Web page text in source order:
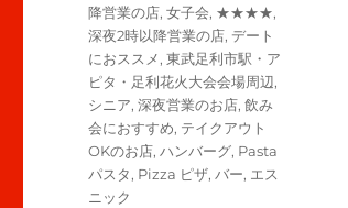
ゴ
リ
ー
降営業の店,女子会, ★★★★,
深夜2時以降営業の店,デート
におススメ,東武足利市駅・ア
ピタ・足利花火大会会場周辺,
シニア,深夜営業のお店,飲み
会におすすめ, テイクアウト
OKのお店,ハンバーグ, Pasta
パスタ, Pizza ピザ,バー, エス
ニック